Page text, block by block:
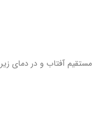
زیر 25 درجه سانتی گراد نگهداری شود.